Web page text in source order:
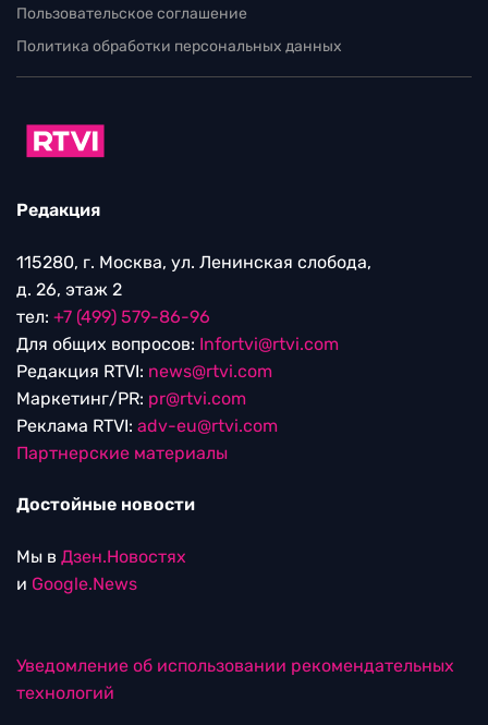
Пользовательское соглашение
Политика обработки персональных данных
Редакция
115280, г. Москва, ул. Ленинская слобода,
д. 26, этаж 2
тел: +7 (499) 579-86-96
Для общих вопросов: Infortvi@rtvi.com
Редакция RTVI: news@rtvi.com
Маркетинг/PR: pr@rtvi.com
Реклама RTVI: adv-eu@rtvi.com
Партнерские материалы
Достойные новости
Мы в Дзен.Новостях
и Google.News
Уведомление об использовании рекомендательных
технологий